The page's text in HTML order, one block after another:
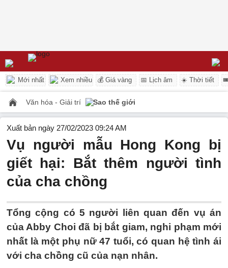
Mới nhất Xem nhiều 💰 Giá vàng 📅 Lịch âm ☀️ Thời tiết
Văn hóa - Giải trí Sao thế giới
Xuất bản ngày 27/02/2023 09:24 AM
Vụ người mẫu Hong Kong bị
giết hại: Bắt thêm người tình
của cha chồng
Tổng cộng có 5 người liên quan đến vụ án
của Abby Choi đã bị bắt giam, nghi phạm mới
nhất là một phụ nữ 47 tuổi, có quan hệ tình ái
với cha chồng cũ của nạn nhân.